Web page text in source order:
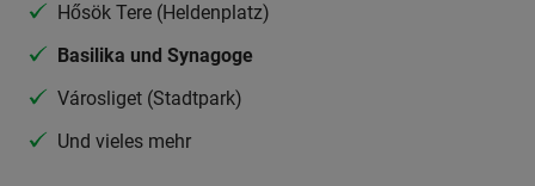
Hősök Tere (Heldenplatz)
Basilika und Synagoge
Városliget (Stadtpark)
Und vieles mehr